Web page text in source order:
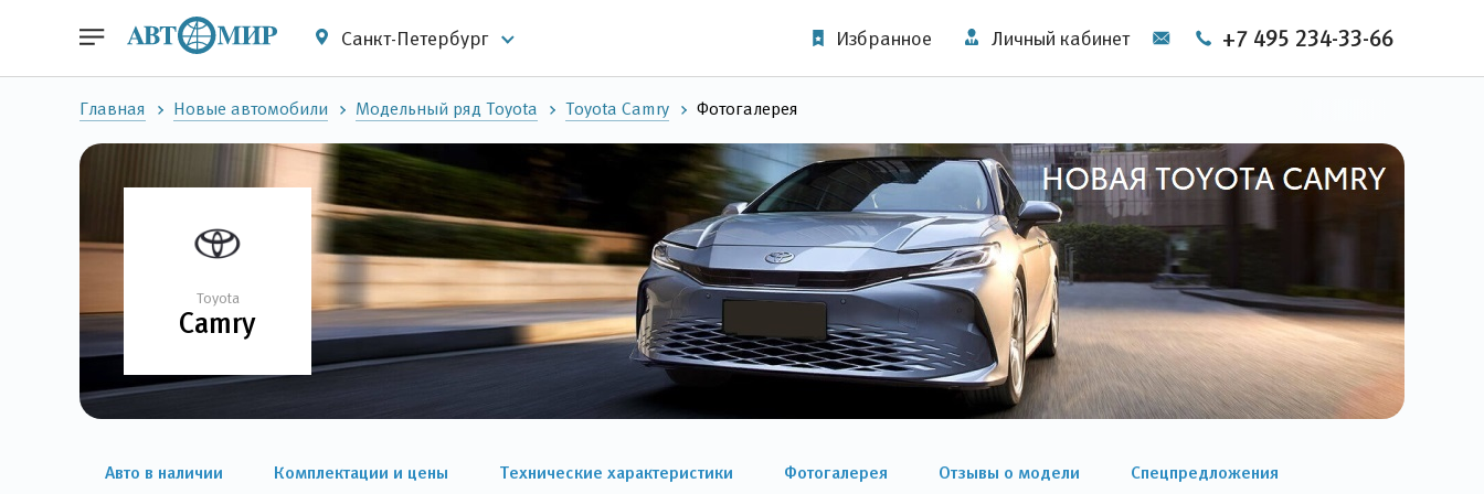
Санкт-Петербург Избранное Личный кабинет +7 495 234-33-66
Главная Новые автомобили Модельный ряд Toyota Toyota Camry Фотогалерея
Toyota
Camry
Авто в наличии Комплектации и цены Технические характеристики Фотогалерея Отзывы о модели Спецпредложения